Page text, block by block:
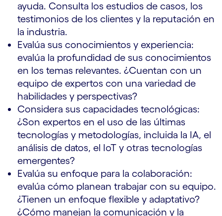
ayuda. Consulta los estudios de casos, los
testimonios de los clientes y la reputación en
la industria.
Evalúa sus conocimientos y experiencia:
evalúa la profundidad de sus conocimientos
en los temas relevantes. ¿Cuentan con un
equipo de expertos con una variedad de
habilidades y perspectivas?
Considera sus capacidades tecnológicas:
¿Son expertos en el uso de las últimas
tecnologías y metodologías, incluida la IA, el
análisis de datos, el IoT y otras tecnologías
emergentes?
Evalúa su enfoque para la colaboración:
evalúa cómo planean trabajar con su equipo.
¿Tienen un enfoque flexible y adaptativo?
¿Cómo manejan la comunicación y la